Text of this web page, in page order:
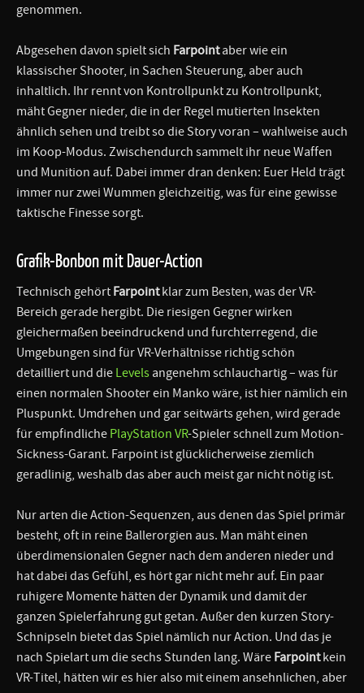
genommen.
Abgesehen davon spielt sich Farpointaber wie ein
klassischer Shooter, in Sachen Steuerung, aber auch
inhaltlich. Ihr rennt von Kontrollpunkt zu Kontrollpunkt,
mäht Gegner nieder, die in der Regel mutierten Insekten
ähnlich sehen und treibt so die Story voran – wahlweise auch
im Koop-Modus. Zwischendurch sammelt ihr neue Waffen
und Munition auf. Dabei immer dran denken: Euer Held trägt
immer nur zwei Wummen gleichzeitig, was für eine gewisse
taktische Finesse sorgt.
Grafik-Bonbon mit Dauer-Action
Technisch gehört Farpointklar zum Besten, was der VR-
Bereich gerade hergibt. Die riesigen Gegner wirken
gleichermaßen beeindruckend und furchterregend, die
Umgebungen sind für VR-Verhältnisse richtig schön
detailliert und die Levels angenehm schlauchartig – was für
einen normalen Shooter ein Manko wäre, ist hier nämlich ein
Pluspunkt. Umdrehen und gar seitwärts gehen, wird gerade
für empfindliche PlayStation VR-Spieler schnell zum Motion-
Sickness-Garant. Farpoint ist glücklicherweise ziemlich
geradlinig, weshalb das aber auch meist gar nicht nötig ist.
Nur arten die Action-Sequenzen, aus denen das Spiel primär
besteht, oft in reine Ballerorgien aus. Man mäht einen
überdimensionalen Gegner nach dem anderen nieder und
hat dabei das Gefühl, es hört gar nicht mehr auf. Ein paar
ruhigere Momente hätten der Dynamik und damit der
ganzen Spielerfahrung gut getan. Außer den kurzen Story-
Schnipseln bietet das Spiel nämlich nur Action. Und das je
nach Spielart um die sechs Stunden lang. Wäre Farpointkein
VR-Titel, hätten wir es hier also mit einem ansehnlichen, aber